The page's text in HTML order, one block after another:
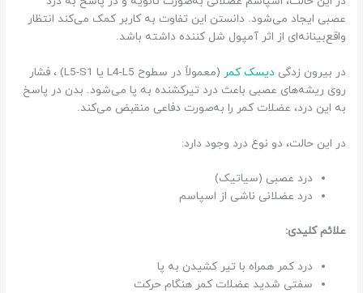
عصبی ایجاد می‌شود. دانستن این تفاوت به کاربر کمک می‌کند انتظار
واقع‌بینانه‌ای از اثر آمپول شل کننده داشته باشد.
در بیرون زدگی دیسک کمر
(معمولاً در سطوح L4-L5 یا L5-S1) ، فشار
روی ریشه‌های عصبی باعث درد تیرکشنده به پا می‌شود. بدن در پاسخ
به این درد، عضلات کمر را به‌صورت دفاعی منقبض می‌کند.
در این حالت، دو نوع درد وجود دارد:
درد عصبی (سیاتیک)
درد عضلانی ناشی از اسپاسم
علائم کلیدی:
درد کمر همراه با تیر کشیدن به پا
سفتی شدید عضلات کمر هنگام حرکت